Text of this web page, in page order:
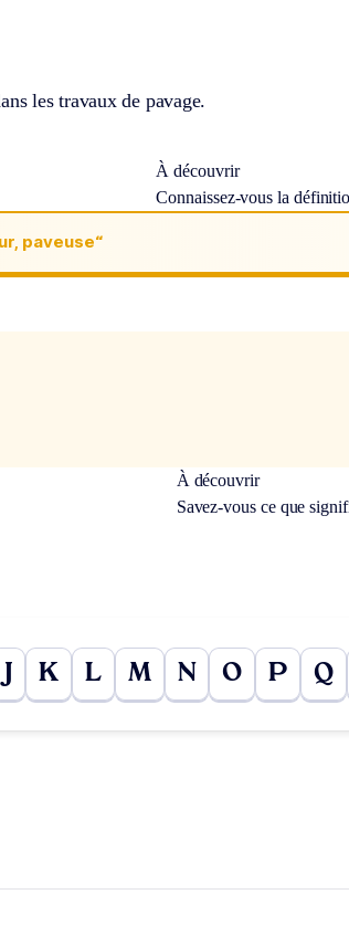
les travaux de pavage.
À découvrir
Connaissez-vous la
paveuse“
À découvrir
Savez-vous ce que
J K L M N O P Q